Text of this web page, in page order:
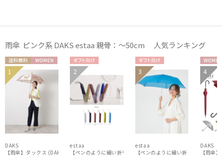
ポロ ラルフ ローレン
urawaza
ウラワザ
傘機能
雨傘 ピンク系 DAKS estaa 親骨：～50cm 人気ランキング
送料無
料
WOME
N
1
DAKS
【雨傘】ダックス (DAKS) ダックスベア サテン
ギフト
向け
UNISE
X
2
estaa
【ペンのように細い折りたたみ傘】Pitaa pen プレーン50
ギフト
向け
UNISE
X
3
estaa
【ペンのように細い折りたたみ傘
N
4
DAKS